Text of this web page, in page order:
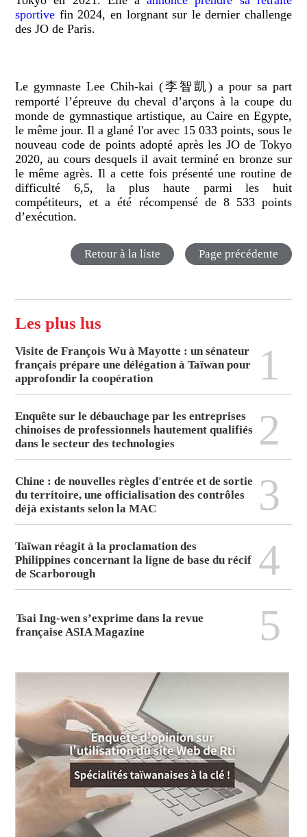
sportive fin 2024, en lorgnant sur le dernier challenge
des JO de Paris.
Le gymnaste Lee Chih-kai (李智凱) a pour sa part
remporté l’épreuve du cheval d’arçons à la coupe du
monde de gymnastique artistique, au Caire en Egypte,
le même jour. Il a glané l'or avec 15 033 points, sous le
nouveau code de points adopté après les JO de Tokyo
2020, au cours desquels il avait terminé en bronze sur
le même agrès. Il a cette fois présenté une routine de
difficulté 6,5, la plus haute parmi les huit
compétiteurs, et a été récompensé de 8 533 points
d’exécution.
Retour à la liste Page précédente
Les plus lus
Visite de François Wu à Mayotte : un sénateur
français prépare une délégation à Taïwan pour
approfondir la coopération
1
Enquête sur le débauchage par les entreprises
chinoises de professionnels hautement qualifiés
dans le secteur des technologies
2
Chine : de nouvelles règles d'entrée et de sortie
du territoire, une officialisation des contrôles
déjà existants selon la MAC
3
Taïwan réagit à la proclamation des
Philippines concernant la ligne de base du récif
de Scarborough
4
Tsai Ing-wen s’exprime dans la revue
française ASIA Magazine
5